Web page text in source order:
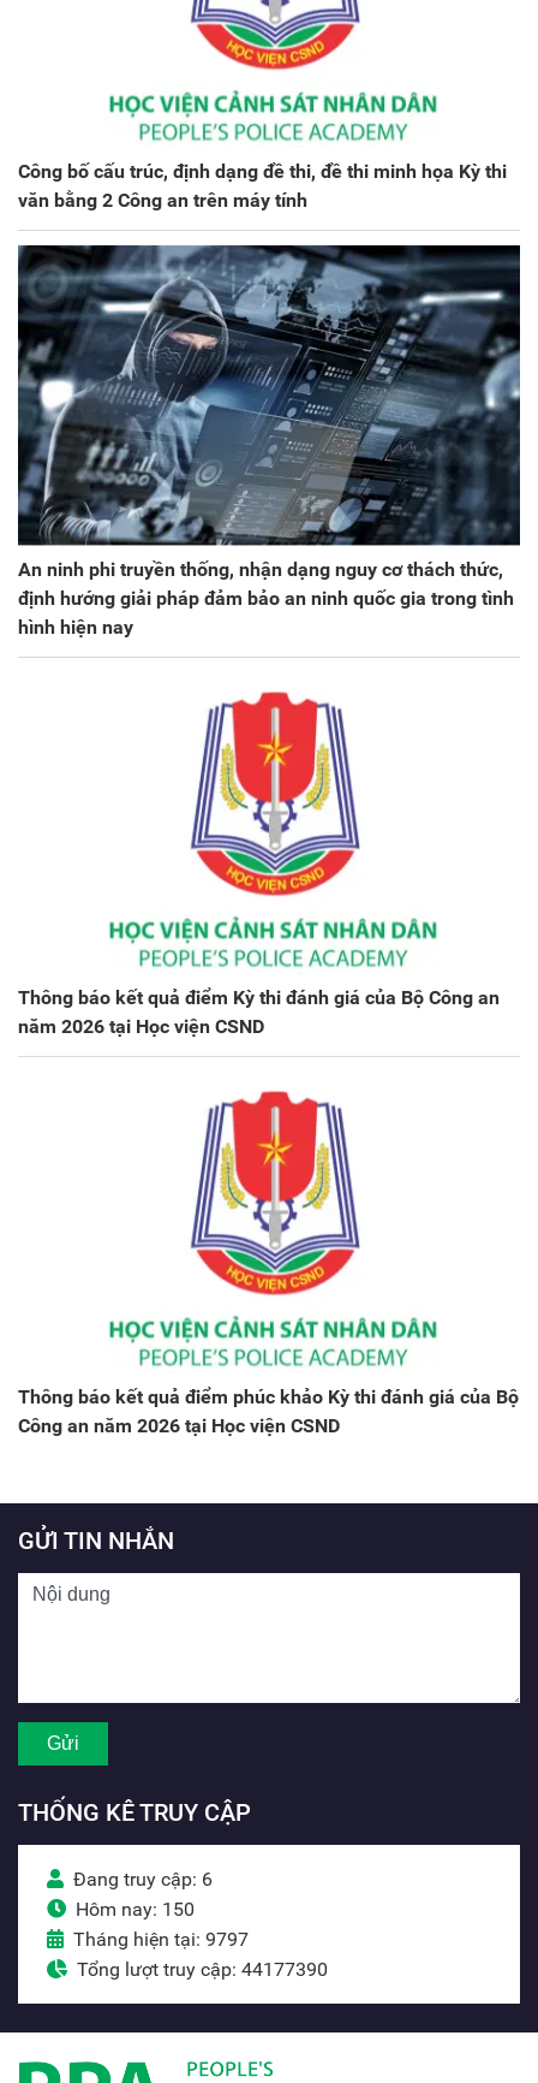
Công bố cấu trúc, định dạng đề thi, đề thi minh họa Kỳ thi
văn bằng 2 Công an trên máy tính
An ninh phi truyền thống, nhận dạng nguy cơ thách thức,
định hướng giải pháp đảm bảo an ninh quốc gia trong tình
hình hiện nay
Thông báo kết quả điểm Kỳ thi đánh giá của Bộ Công an
năm 2026 tại Học viện CSND
Thông báo kết quả điểm phúc khảo Kỳ thi đánh giá của Bộ
Công an năm 2026 tại Học viện CSND
GỬI TIN NHẮN
THỐNG KÊ TRUY CẬP
Đang truy cập: 6
Hôm nay: 150
Tháng hiện tại: 9797
Tổng lượt truy cập: 44177390